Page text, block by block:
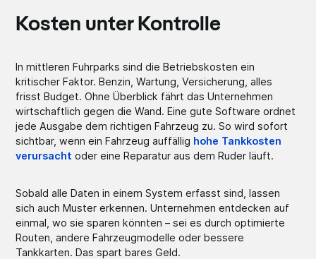
Kosten unter Kontrolle
In mittleren Fuhrparks sind die Betriebskosten ein
kritischer Faktor. Benzin, Wartung, Versicherung, alles
frisst Budget. Ohne Überblick fährt das Unternehmen
wirtschaftlich gegen die Wand. Eine gute Software ordnet
jede Ausgabe dem richtigen Fahrzeug zu. So wird sofort
sichtbar, wenn ein Fahrzeug auffällig hohe Tankkosten
verursacht oder eine Reparatur aus dem Ruder läuft.
Sobald alle Daten in einem System erfasst sind, lassen
sich auch Muster erkennen. Unternehmen entdecken auf
einmal, wo sie sparen könnten – sei es durch optimierte
Routen, andere Fahrzeugmodelle oder bessere
Tankkarten. Das spart bares Geld.